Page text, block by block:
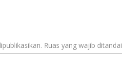
Ruas yang wajib ditandai